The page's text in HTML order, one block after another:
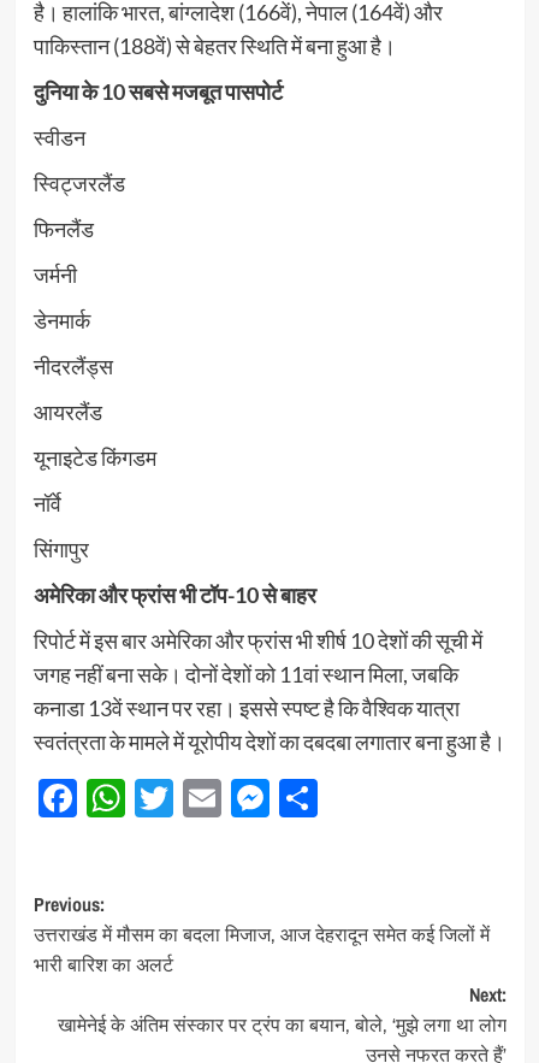
है। हालांकि भारत, बांग्लादेश (166वें), नेपाल (164वें) और
पाकिस्तान (188वें) से बेहतर स्थिति में बना हुआ है।
दुनिया के 10 सबसे मजबूत पासपोर्ट
स्वीडन
स्विट्जरलैंड
फिनलैंड
जर्मनी
डेनमार्क
नीदरलैंड्स
आयरलैंड
यूनाइटेड किंगडम
नॉर्वे
सिंगापुर
अमेरिका और फ्रांस भी टॉप-10 से बाहर
रिपोर्ट में इस बार अमेरिका और फ्रांस भी शीर्ष 10 देशों की सूची में
जगह नहीं बना सके। दोनों देशों को 11वां स्थान मिला, जबकि
कनाडा 13वें स्थान पर रहा। इससे स्पष्ट है कि वैश्विक यात्रा
स्वतंत्रता के मामले में यूरोपीय देशों का दबदबा लगातार बना हुआ है।
Facebook
WhatsApp
Twitter
EmailMessenger
Share
Post
navigation
Previous:
उत्तराखंड में मौसम का बदला मिजाज, आज देहरादून समेत कई जिलों में
भारी बारिश का अलर्ट
Next:
खामेनेई के अंतिम संस्कार पर ट्रंप का बयान, बोले, ‘मुझे लगा था लोग
उनसे नफरत करते हैं’